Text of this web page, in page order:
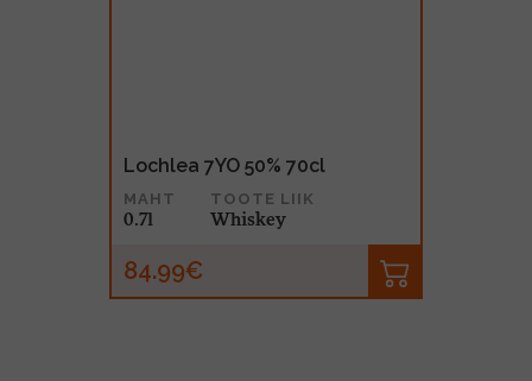
Lochlea 7YO 50% 70cl
MAHT
0.7l
TOOTE LIIK
Whiskey
84.99€